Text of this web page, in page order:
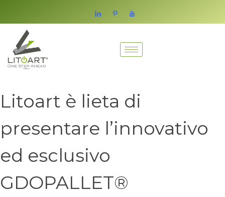
Litoart è lieta di
presentare l’innovativo
ed esclusivo
GDOPALLET®